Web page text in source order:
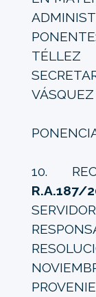
10.
R.A.187/